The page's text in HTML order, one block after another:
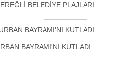
BELEDİYE PLAJLARI
BAYRAMI'NI KUTLADI
BAYRAMI'NI KUTLADI